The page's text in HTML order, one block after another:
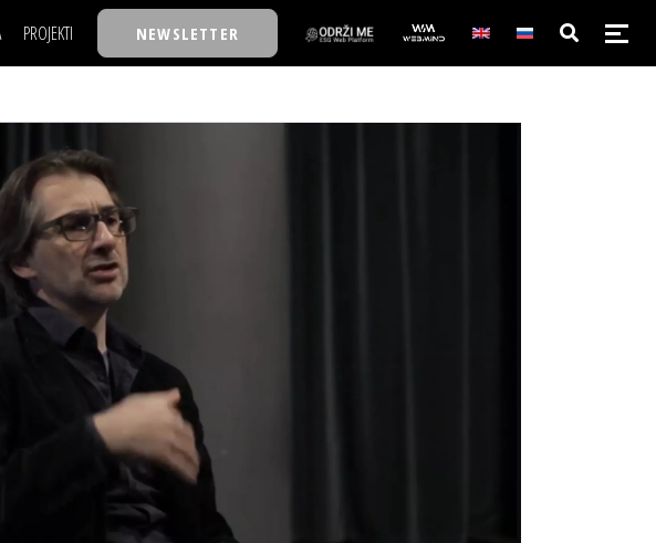
PROJEKTI
TASTY TALKS
30 ISPOD 30
BACK TO OFFICE/SCHOOL
BIZBENDOVI
BIZKOLEGIJUM
BMW BIZNIS LIGA
BIZLIFE WEEK
IZJAVA GODINE
NEWSLETTER
NAJKOLEGA
30 ISPOD 30
BACK TO OFFICE/SCHOOL
BIZBENDOVI
BIZKOLEGIJUM
BMW BIZNIS LIGA
BIZLIFE WEEK
IZJAVA GODINE